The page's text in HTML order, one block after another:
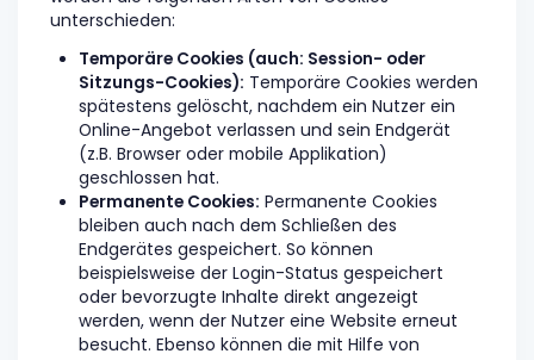
unterschieden:
Temporäre Cookies (auch: Session- oder
Sitzungs-Cookies): Temporäre Cookies werden
spätestens gelöscht, nachdem ein Nutzer ein
Online-Angebot verlassen und sein Endgerät
(z.B. Browser oder mobile Applikation)
geschlossen hat.
Permanente Cookies: Permanente Cookies
bleiben auch nach dem Schließen des
Endgerätes gespeichert. So können
beispielsweise der Login-Status gespeichert
oder bevorzugte Inhalte direkt angezeigt
werden, wenn der Nutzer eine Website erneut
besucht. Ebenso können die mit Hilfe von